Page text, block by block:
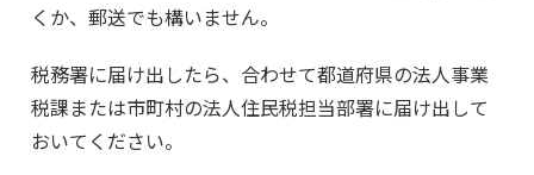
くか、郵送でも構いません。
税務署に届け出したら、合わせて都道府県の法人事業
税課または市町村の法人住民税担当部署に届け出して
おいてください。